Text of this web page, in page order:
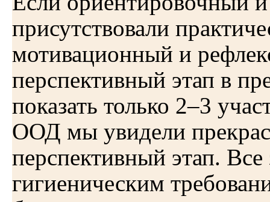
присутствовали
мотивационный и
перспективный этап в
показать только 2–3
ООД мы увидели
перспективный этап. Все
гигиеническим